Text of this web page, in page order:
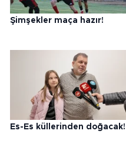
Şimşekler maça hazır!
Es-Es küllerinden doğacak!